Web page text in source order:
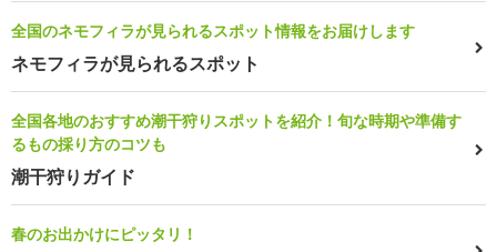
全国のネモフィラが見られるスポット情報をお届けします
ネモフィラが見られるスポット
全国各地のおすすめ潮干狩りスポットを紹介！旬な時期や準備す
るもの採り方のコツも
潮干狩りガイド
春のお出かけにピッタリ！